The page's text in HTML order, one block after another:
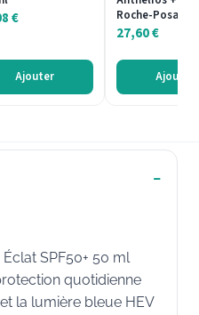
€
Ajouter
Roche-Posay
27,60€
Ajouter
SPF50+ 50 ml
quotidienne
la lumière bleue HEV